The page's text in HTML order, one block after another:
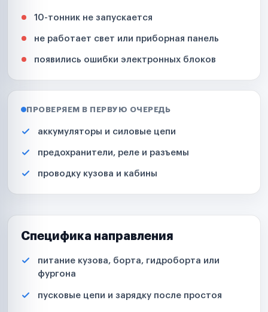
10-тонник не запускается
не работает свет или приборная панель
появились ошибки электронных блоков
ПРОВЕРЯЕМ В ПЕРВУЮ ОЧЕРЕДЬ
аккумуляторы и силовые цепи
предохранители, реле и разъемы
проводку кузова и кабины
Специфика направления
питание кузова, борта, гидроборта или
фургона
пусковые цепи и зарядку после простоя